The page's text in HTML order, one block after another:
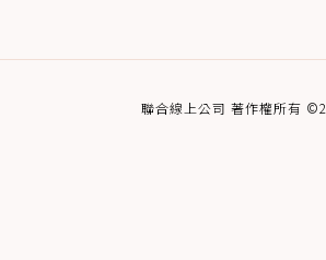
聯合線上公司 著作權所有